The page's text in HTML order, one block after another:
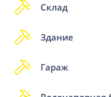
Склад
Здание
Гараж